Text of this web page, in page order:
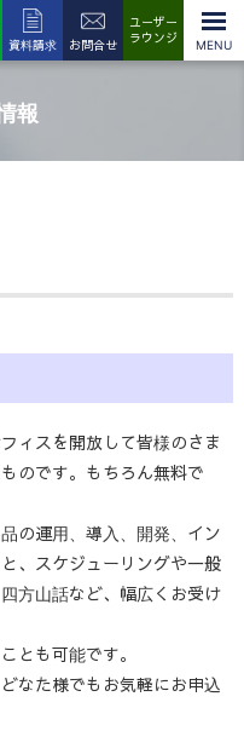
資料請求 お問合せ
ユーザー
ラウンジ
報
ィスを開放して皆様のさま
のです。もちろん無料で
の運用、導入、開発、イン
、スケジューリングや一般
方山話など、幅広くお受け
とも可能です。
なた様でもお気軽にお申込